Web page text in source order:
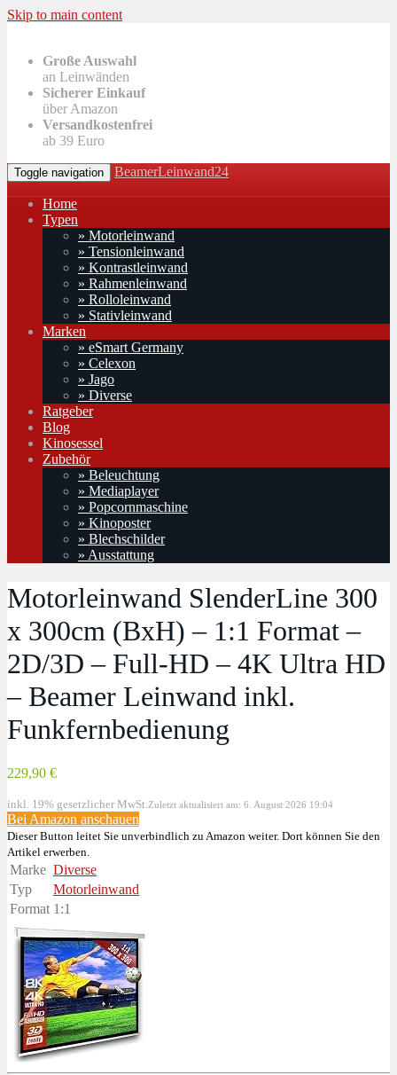
Skip to main content
Große Auswahl
an Leinwänden
Sicherer Einkauf
über Amazon
Versandkostenfrei
ab 39 Euro
Toggle navigation BeamerLeinwand24
Home
Typen
» Motorleinwand
» Tensionleinwand
» Kontrastleinwand
» Rahmenleinwand
» Rolloleinwand
» Stativleinwand
Marken
» eSmart Germany
» Celexon
» Jago
» Diverse
Ratgeber
Blog
Kinosessel
Zubehör
» Beleuchtung
» Mediaplayer
» Popcornmaschine
» Kinoposter
» Blechschilder
» Ausstattung
Motorleinwand SlenderLine 300
x 300cm (BxH) – 1:1 Format –
2D/3D – Full-HD – 4K Ultra HD
– Beamer Leinwand inkl.
Funkfernbedienung
229,90 €
inkl. 19% gesetzlicher MwSt. Zuletzt aktualisiert am: 6. August 2026 19:04
Bei Amazon anschauen
Dieser Button leitet Sie unverbindlich zu Amazon weiter. Dort können Sie den
Artikel erwerben.
Marke Diverse
Typ
Motorleinwand
Format 1:1